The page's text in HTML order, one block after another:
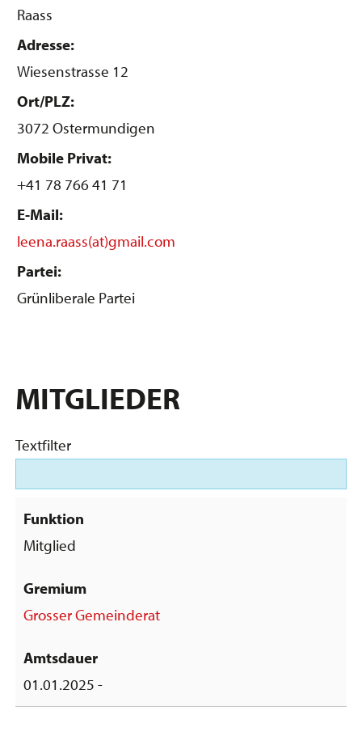
Raass
Adresse:
Wiesenstrasse 12
Ort/PLZ:
3072 Ostermundigen
Mobile Privat:
+41 78 766 41 71
E-Mail:
leena.raass(at)gmail.com
Partei:
Grünliberale Partei
MITGLIEDER
Textfilter
Mitglied
Grosser Gemeinderat
01.01.2025 -